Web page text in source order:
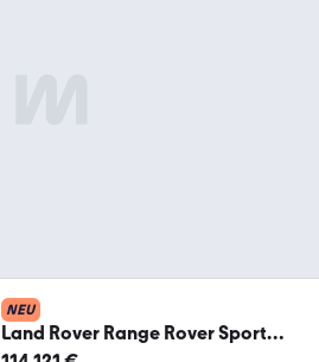
NEU
Land Rover Range Rover Sport
Autobiography/Multimedia/23